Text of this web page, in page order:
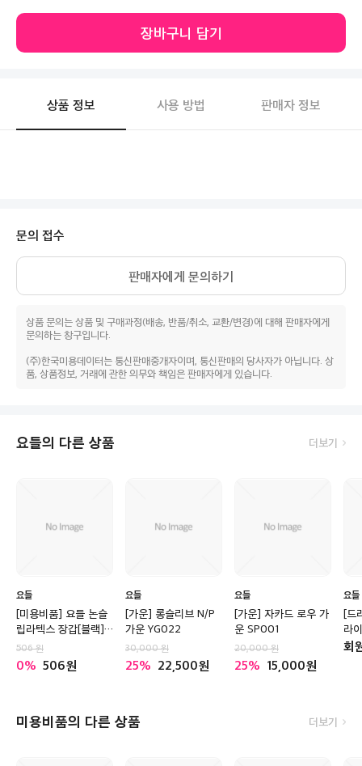
장바구니 담기
상품 정보 사용 방법 판매자 정보
문의 접수
판매자에게 문의하기
상품 문의는 상품 및 구매과정(배송, 반품/취소, 교환/변경)에 대해 판매자에게
문의하는 창구입니다.
(주)한국미용데이터는 통신판매중개자이며, 통신판매의 당사자가 아닙니다. 상
품, 상품정보, 거래에 관한 의무와 책임은 판매자에게 있습니다.
요들의 다른 상품 더보기
요들
[미용비품] 요들 논슬
립라텍스 장갑[블랙]
(S,M,L)
506
0 506
요들
[가운] 롱슬리브 N/P
가운 YG022
30,000
25 22,500
요들
[가운] 자카드 로우 가
운 SP001
20,000
25 15,000
요들
[드
라
회
미용비품의 다른 상품 더보기